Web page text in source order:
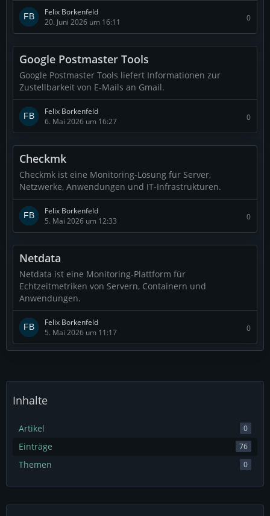
Felix Borkenfeld
20. Juni 2026 um 16:11
0
Google Postmaster Tools
Google Postmaster Tools liefert Informationen zur
Zustellbarkeit von E-Mails an Gmail.
Felix Borkenfeld
6. Mai 2026 um 16:27
0
Checkmk
Checkmk ist eine Monitoring-Lösung für Server,
Netzwerke, Anwendungen und IT-Infrastrukturen.
Felix Borkenfeld
5. Mai 2026 um 12:33
0
Netdata
Netdata ist eine Monitoring-Plattform für
Echtzeitmetriken von Servern, Containern und
Anwendungen.
Felix Borkenfeld
5. Mai 2026 um 11:17
0
Inhalte
Artikel 0
Einträge 76
Themen 0